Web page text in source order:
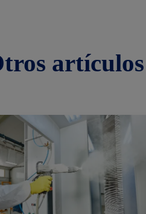
artículos